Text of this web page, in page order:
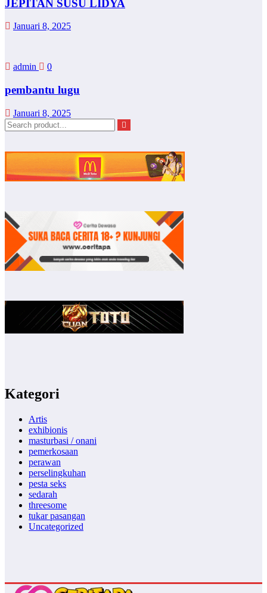
JEPITAN SUSU LIDYA
Januari 8, 2025
admin 0
pembantu lugu
Januari 8, 2025
Kategori
Artis
exhibionis
masturbasi / onani
pemerkosaan
perawan
perselingkuhan
pesta seks
sedarah
threesome
tukar pasangan
Uncategorized